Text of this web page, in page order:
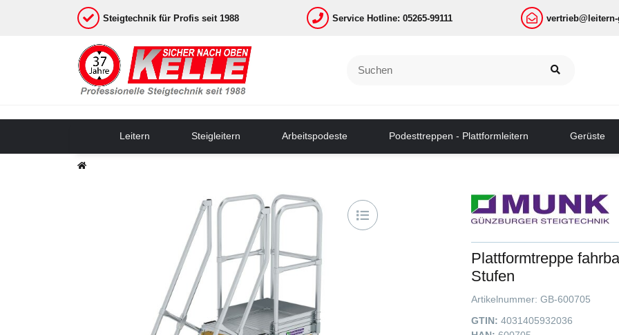
Steigtechnik für Profis seit 1988 Service Hotline: 05265-99111
Leitern Steigleitern Arbeitspodeste Podesttreppen - Plattformleitern Gerüste
Plattformtreppe
Stufen
Artikelnummer: GB-600705
GTIN: 4031405932036